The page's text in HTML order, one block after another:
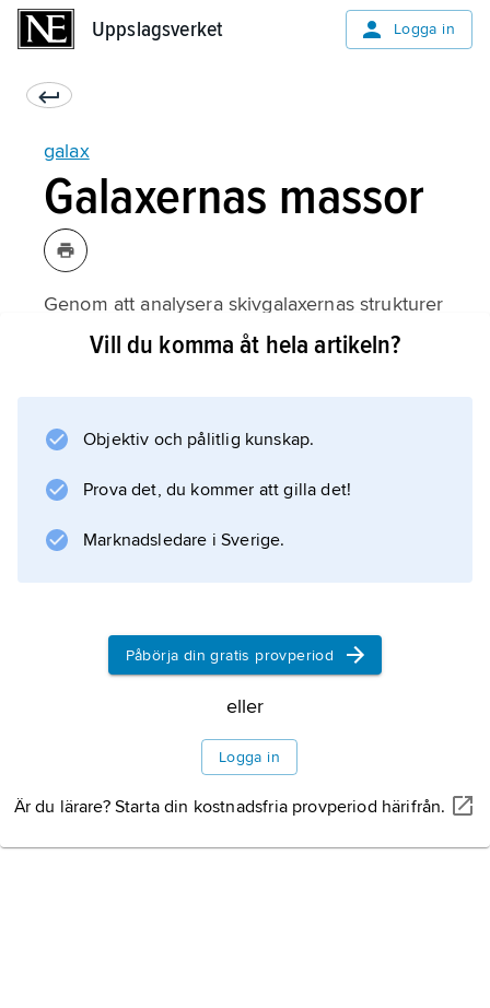
Uppslagsverket Logga in
galax
Galaxernas massor
Genom att analysera skivgalaxernas strukturer
fördelningen av massan inom galaxen
bestämmas. Man skulle förvänta sig att
samlad inom den lysande delen av skivan.
Information om artikeln
Vill du komma åt hela artikeln?
Objektiv och pålitlig kunskap.
Prova det, du kommer att gilla det!
Marknadsledare i Sverige.
Påbörja din gratis provperiod
eller
Logga in
Är du lärare? Starta din kostnadsfria provperiod härifrån.